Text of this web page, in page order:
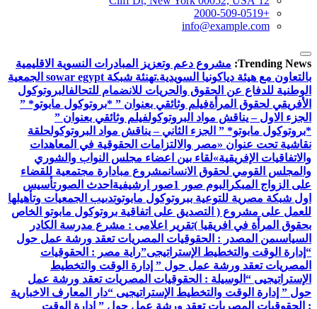
+2000-509-0519
info@example.com
Trending News: مشروع دعم وتعزيز المبادرات النسوية الاقليمية
بالتعاون مع هيئة دياكونيا السويدية.
تهنئة شبكة sowar egypt الجمعية
الوطنية للدفاع عن الحقوق والحريات للانضمام للتحالفالبروتوكول
الأفريقي لحقوق المرأةفيلم وثائقي بعنوان ” *بروتوكول مابوتو* ”
الجزء الاول – يناقش مواد البروتوكولفيلم وثائقي بعنوان ”
*بروتوكول مابوتو* ” الجزء الثاني – يناقش مواد البروتوكولحلقة
نقاشية تحت عنوان «مصر والالتزامات الحقوقية في المعاهدات
والاتفاقيات الإفريقية»لقاء بين اعضاء مجلس النواب والشوري
والمجلس القومي لحقوق الانسانمشروع مبادارة مجتمعية للقضاء
على الزواج المبكر البوم صور 1 صور ارشيفية احدث الصورتأسيس
اول شبكة مصرية للتوعية ببروتوكول مابوتوتدىيب الجمعيات وتأهيلها
للعمل على مشروع ( التصديق على اتفاقية بروتوكول مابوتو الخاص
بحقوق المرأة في افريقيا )تقرير اعلامى : مشرع مدرسة الكادر
السياسىمن المصدر : الحقوقيات المصريات تعقد ورشة عمل حول
“إدارة الوقت والتخطيط الإستراتيجى”راية مصر : الحقوقيات
المصريات تعقد ورشة عمل حول ” إدارة الوقت والتخطيط
الإستراتيجيى “ الوسيلة : الحقوقيات المصريات تعقد ورشة عمل
حول ” إدارة الوقت والتخطيط الإستراتيجيى “دار المعارف الاخبارية
: الحقوقيات المصريات تعقد ورشة عمل حول ” إدارة الوقت